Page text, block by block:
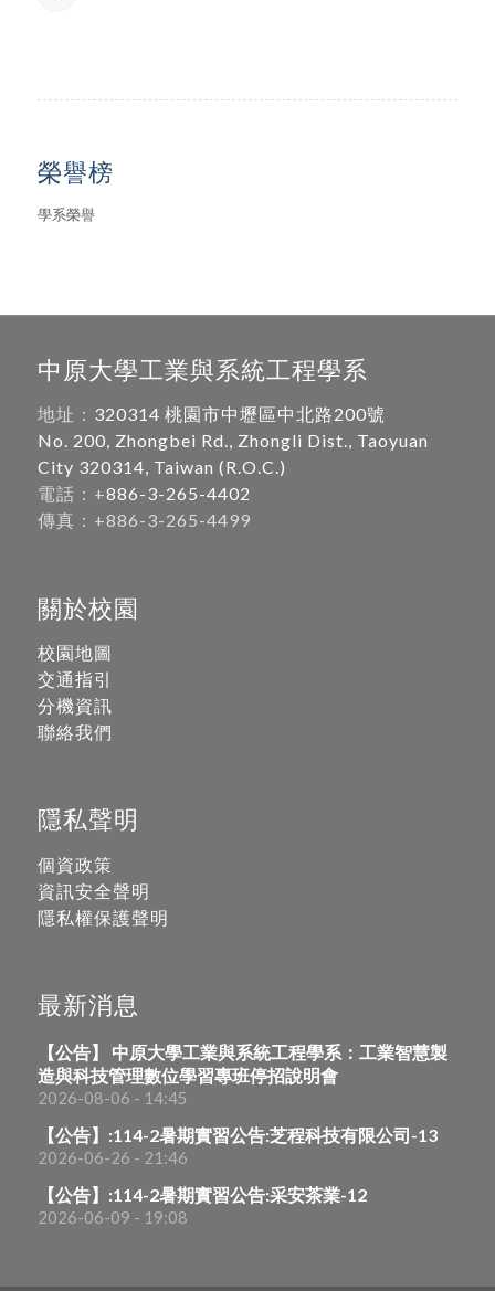
榮譽榜
學系榮譽
中原大學工業與系統工程學系
地址： 320314 桃園市中壢區中北路200號
No. 200, Zhongbei Rd., Zhongli Dist., Taoyuan
City 320314, Taiwan (R.O.C.)
電話：+886-3-265-4402
傳真：+886-3-265-4499
關於校園
校園地圖
交通指引
分機資訊
聯絡我們
隱私聲明
個資政策
資訊安全聲明
隱私權保護聲明
最新消息
【公告】 中原大學工業與系統工程學系：工業智慧製
造與科技管理數位學習專班停招說明會
2026-08-06 - 14:45
【公告】:114-2暑期實習公告:芝程科技有限公司-13
2026-06-26 - 21:46
【公告】:114-2暑期實習公告:采安茶業-12
2026-06-09 - 19:08